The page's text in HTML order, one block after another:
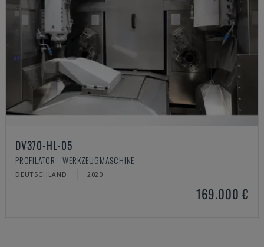
DV370-HL-05
PROFILATOR - WERKZEUGMASCHINE
DEUTSCHLAND 2020
169.000 €